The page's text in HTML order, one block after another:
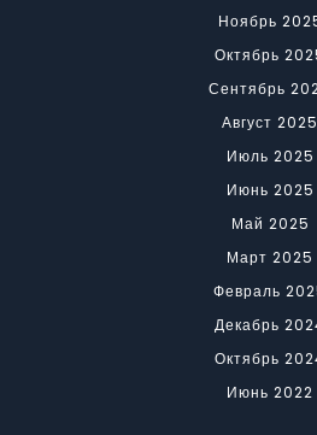
Ноябрь
Октябрь
Сентябрь
Август 2025
Июль 2025
Июнь 2025
Май 2025
Март 2025
Февраль
Декабрь
Октябрь
Июнь 2022